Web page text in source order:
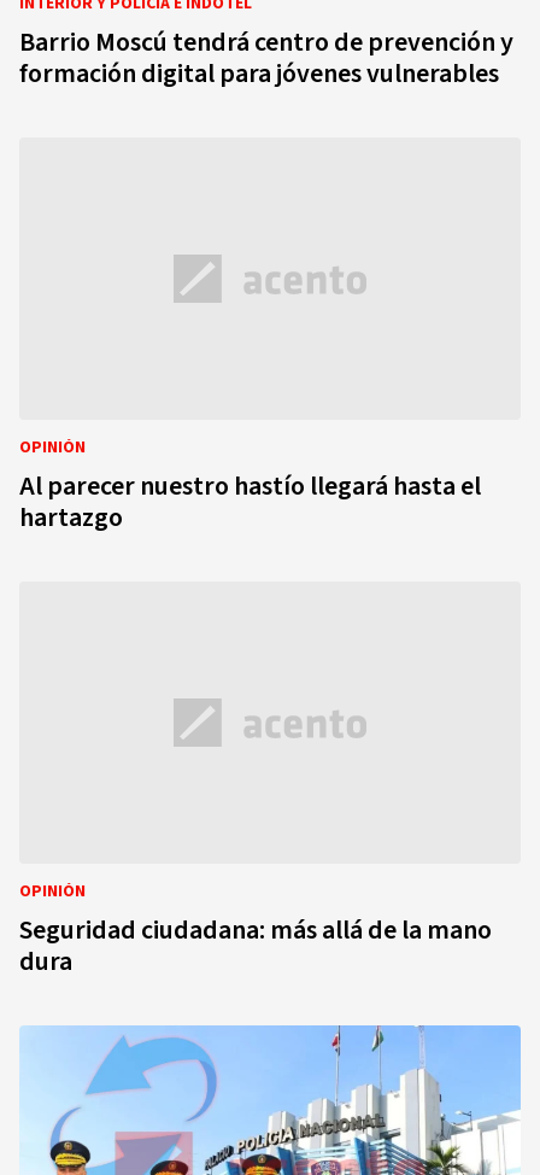
Barrio Moscú tendrá centro de prevención y
formación digital para jóvenes vulnerables
OPINIÓN
Al parecer nuestro hastío llegará hasta el
hartazgo
OPINIÓN
Seguridad ciudadana: más allá de la mano
dura